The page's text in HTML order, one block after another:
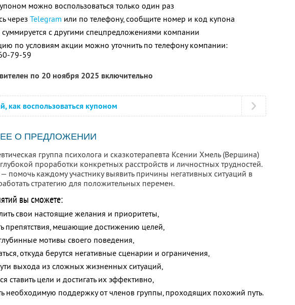
можно воспользоваться только один раз
через Telegram или по телефону, сообщите номер и код купона
суммируется с другими спецпредложениями компании
по условиям акции можно уточнить по телефону компании:
79-59
по 20 ноября 2025 включительно
как воспользоваться купоном
О ПРЕДЛОЖЕНИИ
группа психолога и сказкотерапевта Ксении Хмель (Вершина)
проработки конкретных расстройств и личностных трудностей.
помочь каждому участнику выявить причины негативных ситуаций в
стратегию для положительных перемен.
вы сможете:
свои настоящие желания и приоритеты,
препятствия, мешающие достижению целей,
мотивы своего поведения,
откуда берутся негативные сценарии и ограничения,
выхода из сложных жизненных ситуаций,
ставить цели и достигать их эффективно,
необходимую поддержку от членов группы, проходящих похожий путь.